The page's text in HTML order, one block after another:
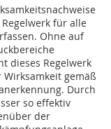
für alle
Ohne auf
dieses Regelwerk
gemäß
Durch
so effektiv
der